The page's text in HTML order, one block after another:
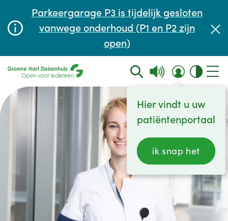
Parkeergarage P3 is tijdelijk gesloten
vanwege onderhoud (P1 en P2 zijn
open)
Hier vindt u uw
patiëntenportaal
ik snap het
Wachttijden